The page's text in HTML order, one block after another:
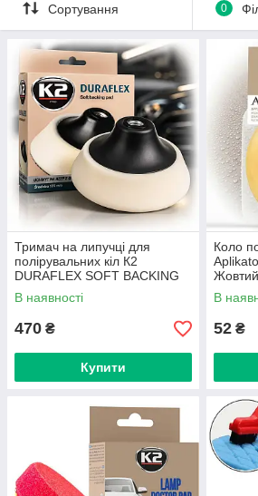
Сортування 0
Тримач на липучці для
полірувальних кіл К2
DURAFLEX SOFT BACKING
PAD 123 мм (L600)
В наявності
470 ₴
Купити
Коло
В
52 ₴